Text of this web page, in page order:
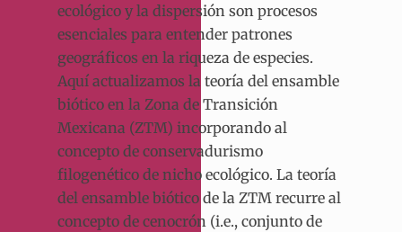
ecológico y la dispersión son procesos
esenciales para entender patrones
geográficos en la riqueza de especies.
Aquí actualizamos la teoría del ensamble
biótico en la Zona de Transición
Mexicana (ZTM) incorporando al
concepto de conservadurismo
filogenético de nicho ecológico. La teoría
del ensamble biótico de la ZTM recurre al
concepto de cenocrón (i.e., conjunto de